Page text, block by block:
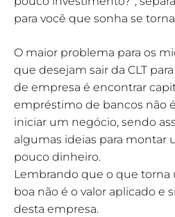
para você que sonha se
O maior problema para os
que desejam sair da CLT
de empresa é encontrar
empréstimo de bancos não
iniciar um negócio, sendo
algumas ideias para montar
pouco dinheiro.
Lembrando que o que torna
boa não é o valor aplicado e
desta empresa.